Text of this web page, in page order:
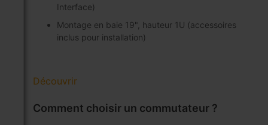
Interface)
Montage en baie 19", hauteur 1U (accessoires
inclus pour installation)
Découvrir
Comment choisir un commutateur ?